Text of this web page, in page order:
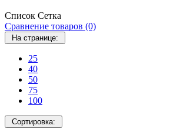
Список Сетка
Сравнение товаров (0)
На странице:
25
40
50
75
100
Сортировка: